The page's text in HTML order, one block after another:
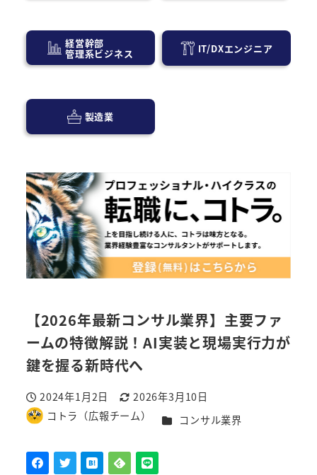
経営幹部
管理系ビジネス IT/DXエンジニア
製造業
【2026年最新コンサル業界】主要ファ
ームの特徴解説！AI実装と現場実行力が
鍵を握る新時代へ
投稿日
2024年1月2日
更新日
2026年3月10日
著
コトラ（広報チーム） カテゴリー
コンサル業界